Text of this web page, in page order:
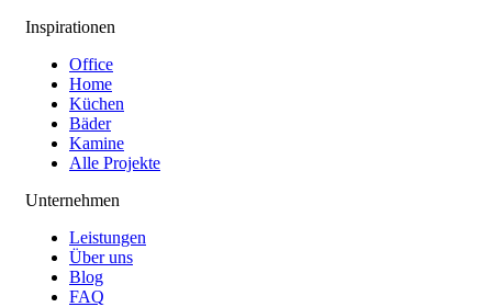
Inspirationen
Office
Home
Küchen
Bäder
Kamine
Alle Projekte
Unternehmen
Leistungen
Über uns
Blog
FAQ